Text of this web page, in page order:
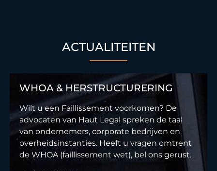
ACTUALITEITEN
WHOA & HERSTRUCTURERING
Wilt u een Faillissement voorkomen? De
advocaten van Haut Legal spreken de taal
van ondernemers, corporate bedrijven en
overheidsinstanties. Heeft u vragen omtrent
de WHOA (faillissement wet), bel ons gerust.